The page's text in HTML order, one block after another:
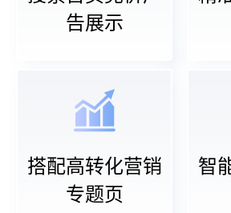
告展示
搭配高转化营销
专题页
智